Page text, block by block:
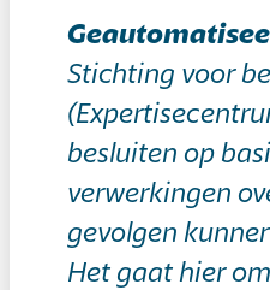
Stichting voor
besluiten op
verwerkingen
gevolgen
Het gaat hier